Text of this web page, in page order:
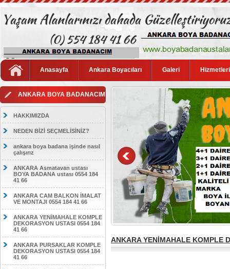
Anasayfa Ankara Boyacıları Galeri
ANKARA BOYA BADANACIM
HAKKIMIZDA
NEDEN BİZİ SEÇMELİSİNİZ?
ankara boya badana işinde nasıl
çalışırız
ANKARA Asmatavan ustası
BOYA BADANA ustası 0554 184
41 66
ANKARA CAM BALKON İMALAT
VE MONTAJI 0554 184 41 66
ANKARA YENİMAHALE KOMPLE
DEKORASYON USTASI 0554 184
41 66
ANKARA PURSAKLAR KOMPLE
DEKORASYON USTASI 0554 184
41 66
ANKARA YENİMAHALE KOMPLE